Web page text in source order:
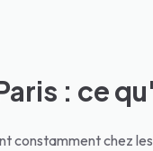
: ce
constamment chez